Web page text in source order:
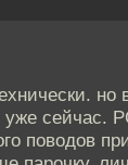
но
сейчас.
поводов